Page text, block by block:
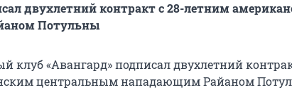
двухлетний контракт с 28-летним
Потульны
клуб «Авангард» подписал двухлетний
центральным нападающим Райаном